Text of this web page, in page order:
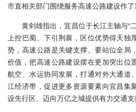
市直相关部门围绕服务高速公路建设作了
黄剑雄指出，宜昌位于长江主轴与“
上控巴蜀、下引荆襄，区位优势得天独
势，高速公路是关键支撑。要站位全局
价值，把高速公路建设摆在更加突出位
航空、水运协同发展，打通对外大通道
江经济带，促进更多资源要素向宜昌集
设先行区、迈向万亿之城提供有力交通支